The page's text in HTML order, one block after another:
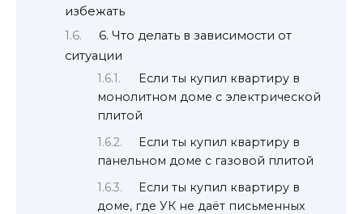
избежать
6. Что делать в зависимости от
ситуации
Если ты купил квартиру в
монолитном доме с электрической
плитой
Если ты купил квартиру в
панельном доме с газовой плитой
Если ты купил квартиру в
доме, где УК не даёт письменных